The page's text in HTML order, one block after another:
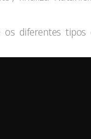
os diferentes